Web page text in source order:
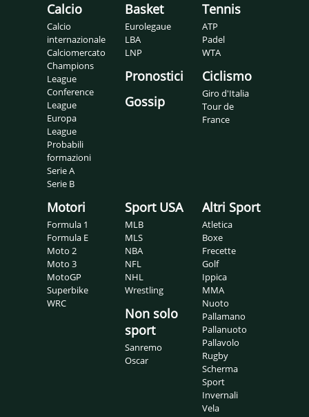
Calcio
Calcio
internazionale
Calciomercato
Champions
League
Conference
League
Europa
League
Probabili
formazioni
Serie A
Serie B
Basket
Eurolegaue
LBA
LNP
Pronostici
Gossip
Tennis
ATP
Padel
WTA
Ciclismo
Giro d'Italia
Tour de
France
Motori
Formula 1
Formula E
Moto 2
Moto 3
MotoGP
Superbike
WRC
Sport USA
MLB
MLS
NBA
NFL
NHL
Wrestling
Non solo
sport
Sanremo
Oscar
Altri Sport
Atletica
Boxe
Frecette
Golf
Ippica
MMA
Nuoto
Pallamano
Pallanuoto
Pallavolo
Rugby
Scherma
Sport
Invernali
Vela